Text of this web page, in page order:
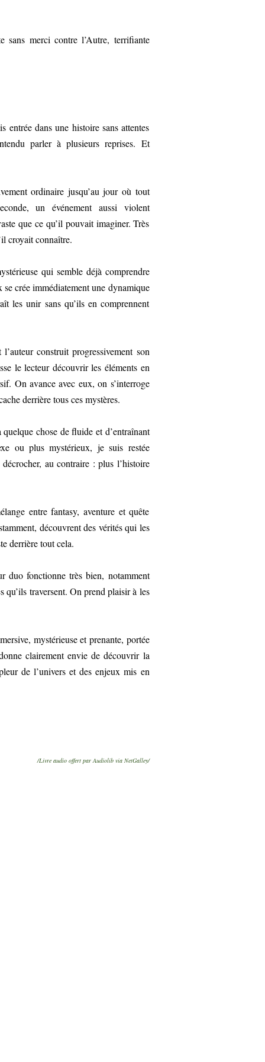
sans merci contre l’Autre, terrifiante
dans une histoire sans attentes
parler à plusieurs reprises. Et
ordinaire jusqu’au jour où tout
un événement aussi violent
que ce qu’il pouvait imaginer. Très
croyait connaître.
qui semble déjà comprendre
crée immédiatement une dynamique
les unir sans qu’ils en comprennent
construit progressivement son
le lecteur découvrir les éléments en
On avance avec eux, on s’interroge
derrière tous ces mystères.
chose de fluide et d’entraînant
ou plus mystérieux, je suis restée
au contraire : plus l’histoire
entre fantasy, aventure et quête
découvrent des vérités qui les
derrière tout cela.
duo fonctionne très bien, notamment
qu’ils traversent. On prend plaisir à les
mystérieuse et prenante, portée
clairement envie de découvrir la
de l’univers et des enjeux mis en
/Livre audio offert par Audiolib via NetGalley/